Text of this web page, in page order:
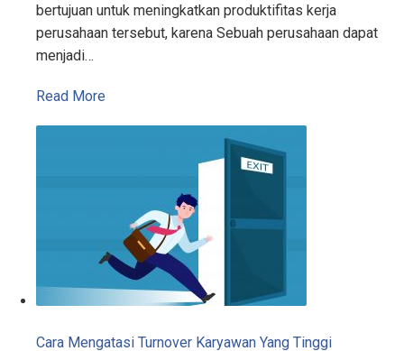
bertujuan untuk meningkatkan produktifitas kerja
perusahaan tersebut, karena Sebuah perusahaan dapat
menjadi…
Read More
Cara Mengatasi Turnover Karyawan Yang Tinggi